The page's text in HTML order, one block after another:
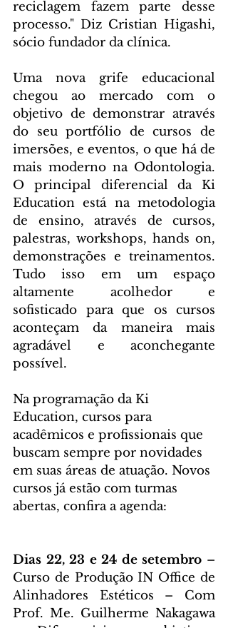
reciclagem fazem parte desse
processo." Diz Cristian Higashi,
sócio fundador da clínica.
Uma nova grife educacional
chegou ao mercado com o
objetivo de demonstrar através
do seu portfólio de cursos de
imersões, e eventos, o que há de
mais moderno na Odontologia.
O principal diferencial da Ki
Education está na metodologia
de ensino, através de cursos,
palestras, workshops, hands on,
demonstrações e treinamentos.
Tudo isso em um espaço
altamente acolhedor e
sofisticado para que os cursos
aconteçam da maneira mais
agradável e aconchegante
possível.
Na programação da Ki
Education, cursos para
acadêmicos e profissionais que
buscam sempre por novidades
em suas áreas de atuação. Novos
cursos já estão com turmas
abertas, confira a agenda:
Dias 22, 23 e 24 de setembro –
Curso de Produção IN Office de
Alinhadores Estéticos – Com
Prof. Me. Guilherme Nakagawa